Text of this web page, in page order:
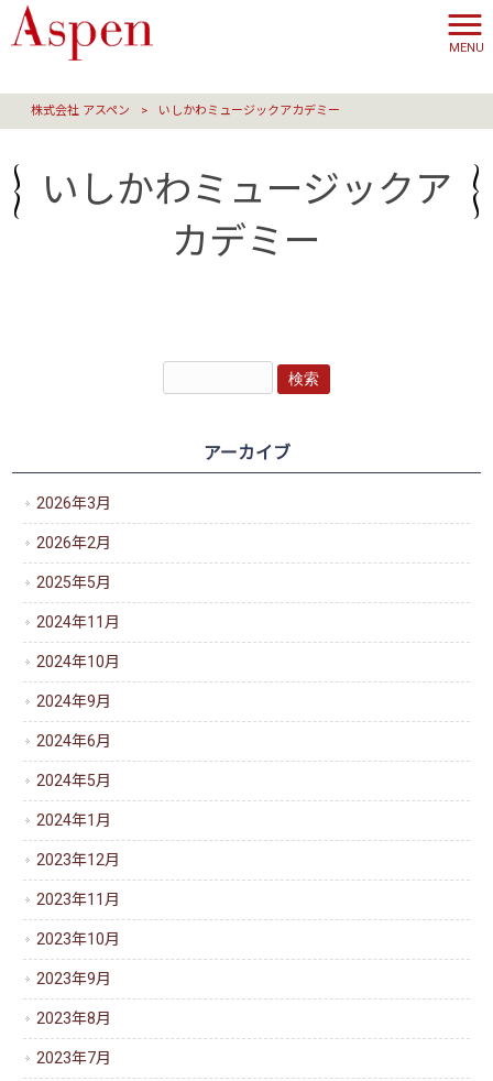
MENU
株式会社 アスペン > いしかわミュージックアカデミー
いしかわミュージックア
カデミー
アーカイブ
2026年3月
2026年2月
2025年5月
2024年11月
2024年10月
2024年9月
2024年6月
2024年5月
2024年1月
2023年12月
2023年11月
2023年10月
2023年9月
2023年8月
2023年7月